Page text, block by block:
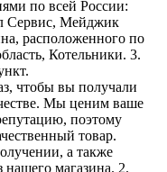
по всей России:
Сервис, Мейджик
расположенного по
Котельники. 3.
чтобы вы получали
Мы ценим ваше
поэтому
товар.
а также
магазина. 2.